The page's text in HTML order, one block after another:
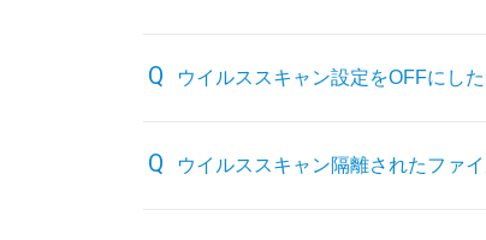
ウイルススキャン設定をOFFにし
ウイルススキャン隔離されたファ